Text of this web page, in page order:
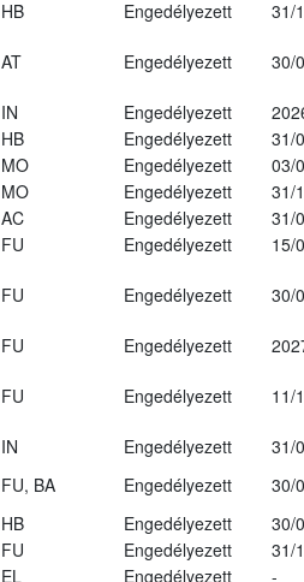
HB Engedélyezett
31/
AT Engedélyezett 30/
IN Engedélyezett
HB Engedélyezett
31/
MO Engedélyezett
03/
MO Engedélyezett
31/
AC Engedélyezett
31/
FU Engedélyezett
15/
FU Engedélyezett 30/
FU Engedélyezett
FU Engedélyezett 11/
IN Engedélyezett
31/
FU, BA Engedélyezett
30/
HB Engedélyezett
30/
FU Engedélyezett
31/
EL Engedélyezett
-